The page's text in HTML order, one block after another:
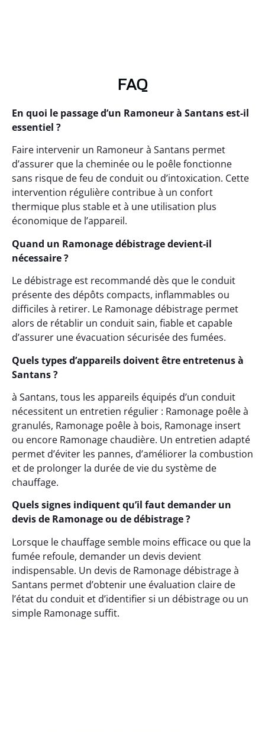
FAQ
En quoi le passage d’un Ramoneur à Santans est-il
essentiel ?
Faire intervenir un Ramoneur à Santans permet
d’assurer que la cheminée ou le poêle fonctionne
sans risque de feu de conduit ou d’intoxication. Cette
intervention régulière contribue à un confort
thermique plus stable et à une utilisation plus
économique de l’appareil.
Quand un Ramonage débistrage devient-il
nécessaire ?
Le débistrage est recommandé dès que le conduit
présente des dépôts compacts, inflammables ou
difficiles à retirer. Le Ramonage débistrage permet
alors de rétablir un conduit sain, fiable et capable
d’assurer une évacuation sécurisée des fumées.
Quels types d’appareils doivent être entretenus à
Santans ?
à Santans, tous les appareils équipés d’un conduit
nécessitent un entretien régulier : Ramonage poêle à
granulés, Ramonage poêle à bois, Ramonage insert
ou encore Ramonage chaudière. Un entretien adapté
permet d’éviter les pannes, d’améliorer la combustion
et de prolonger la durée de vie du système de
chauffage.
Quels signes indiquent qu’il faut demander un
devis de Ramonage ou de débistrage ?
Lorsque le chauffage semble moins efficace ou que la
fumée refoule, demander un devis devient
indispensable. Un devis de Ramonage débistrage à
Santans permet d’obtenir une évaluation claire de
l’état du conduit et d’identifier si un débistrage ou un
simple Ramonage suffit.